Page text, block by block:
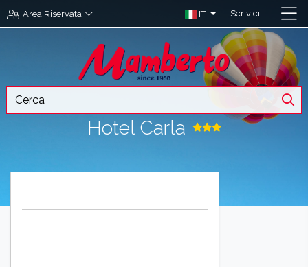
Area Riservata IT Scrivici
Hotel Carla